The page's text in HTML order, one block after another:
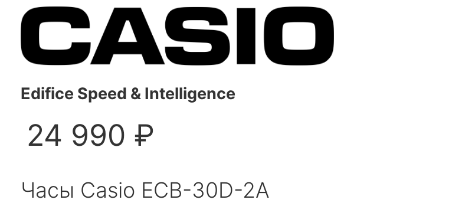
Edifice Speed & Intelligence
24 990 ₽
Часы Casio ECB-30D-2A